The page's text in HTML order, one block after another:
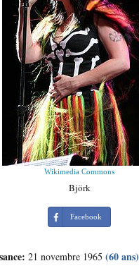
Wikimedia Commons
Björk
Facebook
21 novembre 1965 (60 ans)